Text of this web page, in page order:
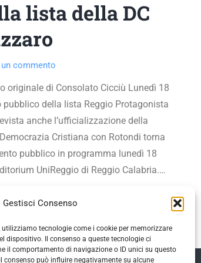
Gestisci Consenso
utilizziamo tecnologie come i cookie per memorizzare
dispositivo. Il consenso a queste tecnologie ci
il comportamento di navigazione o ID unici su questo
consenso può influire negativamente su alcune
lista della DC
commento
originale di Consolato Cicciù Lunedì 18
pubblico della lista Reggio Protagonista
anche l’ufficializzazione della
Cristiana con Rotondi torna
pubblico in programma lunedì 18
UniReggio di Reggio Calabria.…